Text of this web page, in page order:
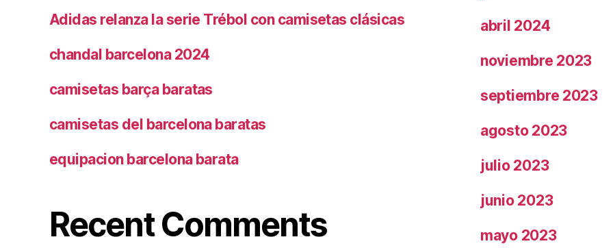
Adidas relanza la serie Trébol con camisetas clásicas
chandal barcelona 2024
camisetas barça baratas
camisetas del barcelona baratas
equipacion barcelona barata
Recent Comments
abril 2024
noviembre 2023
septiembre 2023
agosto 2023
julio 2023
junio 2023
mayo 2023